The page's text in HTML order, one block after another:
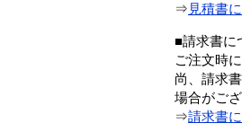
⇒ 見積書
■請求書に
ご注文時
尚、請求
場合がござ
⇒請求書